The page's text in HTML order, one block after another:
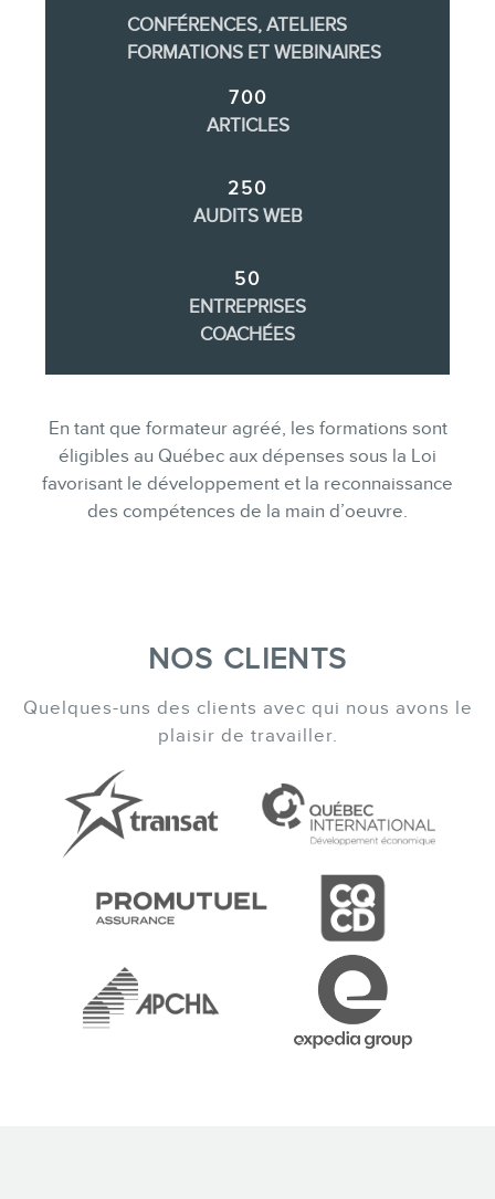
CONFÉRENCES, ATELIERS
FORMATIONS ET WEBINAIRES
700
ARTICLES
250
AUDITS WEB
50
ENTREPRISES
COACHÉES
En tant que formateur agréé, les formations sont
éligibles au Québec aux dépenses sous la Loi
favorisant le développement et la reconnaissance
des compétences de la main d’oeuvre.
NOS CLIENTS
Quelques-uns des clients avec qui nous avons le
plaisir de travailler.